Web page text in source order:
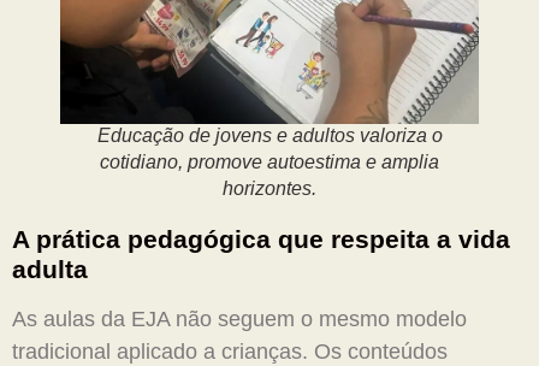
Educação de jovens e adultos valoriza o
cotidiano, promove autoestima e amplia
horizontes.
A prática pedagógica que respeita a vida
adulta
As aulas da EJA não seguem o mesmo modelo
tradicional aplicado a crianças. Os conteúdos